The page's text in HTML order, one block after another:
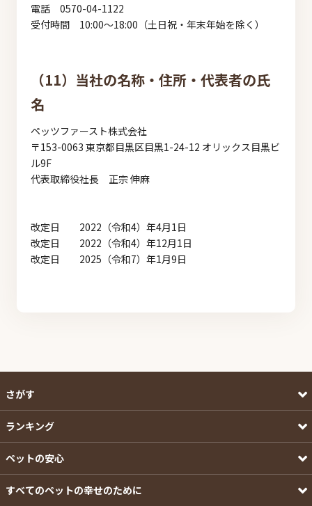
電話 0570-04-1122
受付時間 10:00～18:00（土日祝・年末年始を除く）
（11）当社の名称・住所・代表者の氏
名
ペッツファースト株式会社
〒153-0063 東京都目黒区目黒1-24-12 オリックス目黒ビ
ル9F
代表取締役社長 正宗 伸麻
改定日 2022（令和4）年4月1日
改定日 2022（令和4）年12月1日
改定日 2025（令和7）年1月9日
さがす
ランキング
ペットの安心
すべてのペットの幸せのために